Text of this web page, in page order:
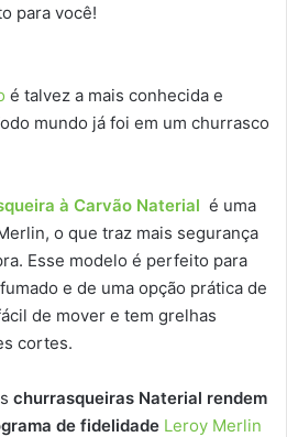
para você!
é talvez a mais conhecida e
mundo já foi em um churrasco
à Carvão Naterial é uma
o que traz mais segurança
Esse modelo é perfeito para
e de uma opção prática de
de mover e tem grelhas
cortes.
churrasqueiras Naterial rendem
de fidelidade Leroy Merlin